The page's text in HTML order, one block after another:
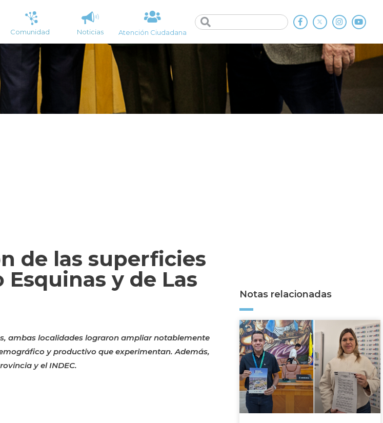
Comunidad Noticias Atención Ciudadana
de las superficies
y de Las
ambas localidades lograron ampliar notablemente
y productivo que experimentan. Además,
y el INDEC.
Notas relacionadas